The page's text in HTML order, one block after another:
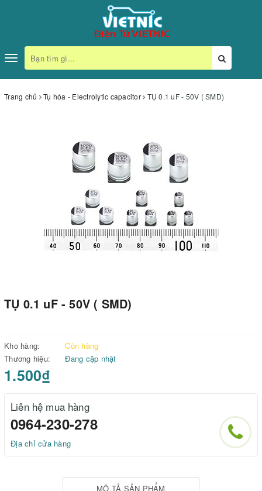
Toggle
navigation
Trang chủ Tụ hóa - Electrolytic capacitor TỤ 0.1 uF - 50V ( SMD)
TỤ 0.1 uF - 50V ( SMD)
Kho hàng:
Còn hàng
Thương hiệu:
Đang cập nhật
1.500₫
Liên hệ mua hàng
0964-230-278
Địa chỉ cửa hàng
MÔ TẢ SẢN PHẨM